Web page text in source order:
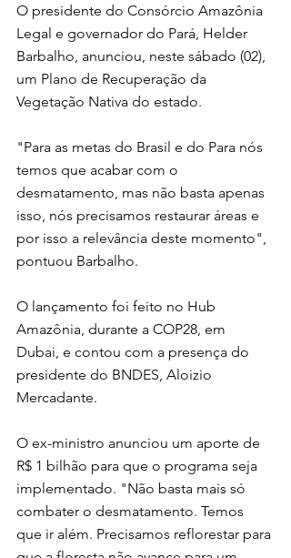
O presidente do Consórcio Amazônia
Legal e governador do Pará, Helder
Barbalho, anunciou, neste sábado (02),
um Plano de Recuperação da
Vegetação Nativa do estado.
"Para as metas do Brasil e do Para nós
temos que acabar com o
desmatamento, mas não basta apenas
isso, nós precisamos restaurar áreas e
por isso a relevância deste momento",
pontuou Barbalho.
O lançamento foi feito no Hub
Amazônia, durante a COP28, em
Dubai, e contou com a presença do
presidente do BNDES, Aloizio
Mercadante.
O ex-ministro anunciou um aporte de
R$ 1 bilhão para que o programa seja
implementado. "Não basta mais só
combater o desmatamento. Temos
que ir além. Precisamos reflorestar para